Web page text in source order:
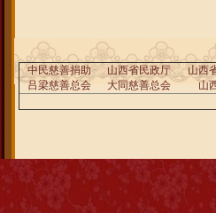
中民慈善捐助 山西省民政厅 山西
吕梁慈善总会
大同慈善总会 山